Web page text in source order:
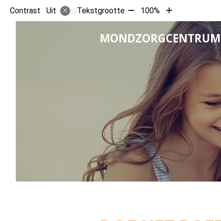
Contrast Uit Tekstgrootte Tekst
verkleinen
10%
100%
Tekst
vergroten
met
10%